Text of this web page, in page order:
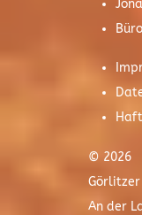
© 2026
Görlitzer
An der